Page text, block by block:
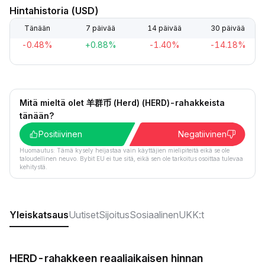
Hintahistoria (USD)
Tänään 7 päivää 14 päivää 30 päivää
-0.48% +0.88% -1.40% -14.18%
Mitä mieltä olet 羊群币 (Herd) (HERD)-rahakkeista
tänään?
Positiivinen
Negatiivinen
Huomautus: Tämä kysely heijastaa vain käyttäjien mielipiteitä eikä se ole
taloudellinen neuvo. Bybit EU ei tue sitä, eikä sen ole tarkoitus osoittaa tulevaa
kehitystä.
YleiskatsausUutisetSijoitusSosiaalinenUKK:t
HERD-rahakkeen reaaliaikaisen hinnan